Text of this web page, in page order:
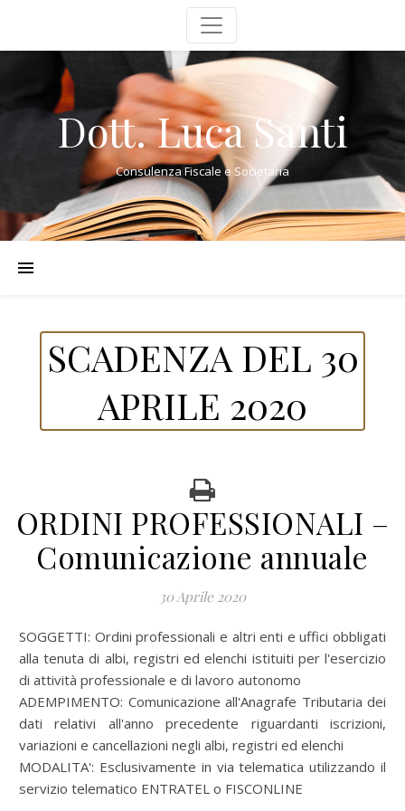
Dott. Luca Santi
Consulenza Fiscale e Societaria
SCADENZA DEL 30
APRILE 2020
ORDINI PROFESSIONALI –
Comunicazione annuale
30 Aprile 2020
SOGGETTI: Ordini professionali e altri enti e uffici obbligati
alla tenuta di albi, registri ed elenchi istituiti per l'esercizio
di attività professionale e di lavoro autonomo
ADEMPIMENTO: Comunicazione all'Anagrafe Tributaria dei
dati relativi all'anno precedente riguardanti iscrizioni,
variazioni e cancellazioni negli albi, registri ed elenchi
MODALITA': Esclusivamente in via telematica utilizzando il
servizio telematico ENTRATEL o FISCONLINE